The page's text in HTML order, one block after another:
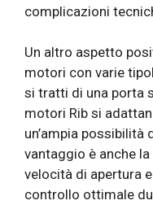
complicazioni
Un altro aspetto
motori con varie
si tratti di una porta
motori Rib si
un’ampia possibilità
vantaggio è anche
velocità di apertura
controllo ottimale